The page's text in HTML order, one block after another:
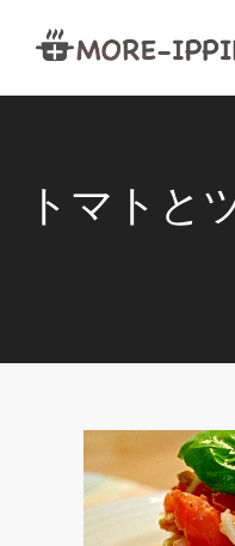
トマトと